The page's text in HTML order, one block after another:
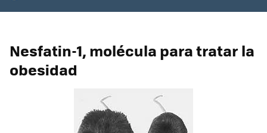
Nesfatin-1, molécula para tratar la
obesidad